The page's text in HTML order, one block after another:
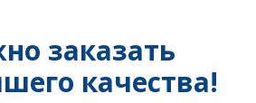
заказать
качества!